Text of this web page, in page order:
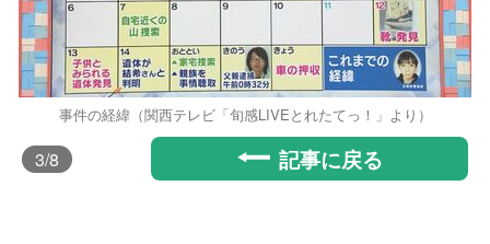
事件の経緯（関西テレビ「旬感LIVEとれたてっ！」より）
3/8 記事に戻る